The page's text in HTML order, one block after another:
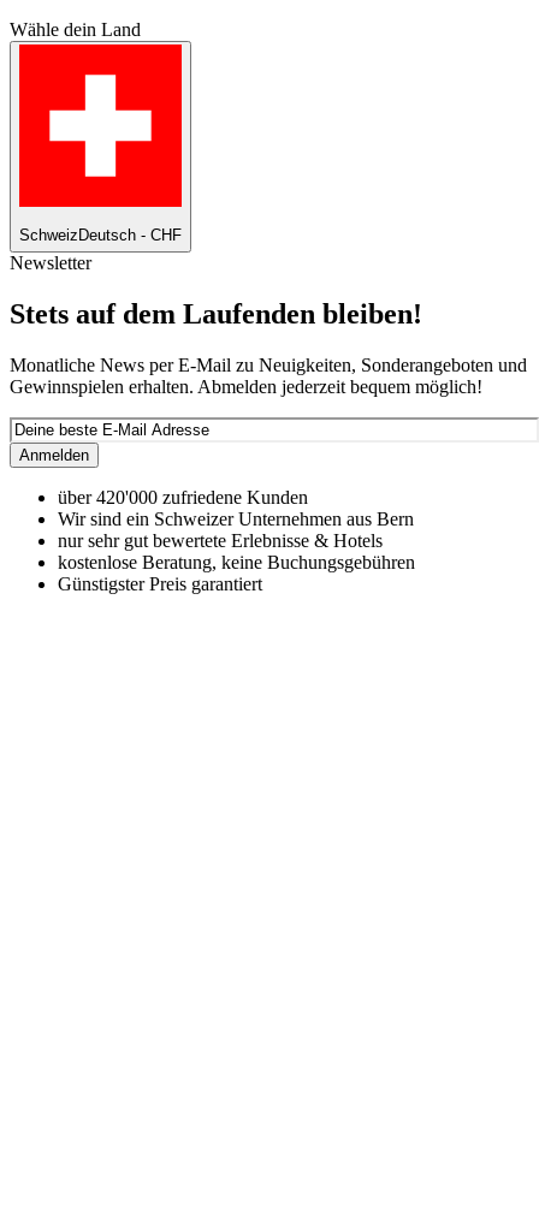
Wähle dein Land
Schweiz Deutsch - CHF
Newsletter
Stets auf dem Laufenden bleiben!
Monatliche News per E-Mail zu Neuigkeiten, Sonderangeboten und
Gewinnspielen erhalten. Abmelden jederzeit bequem möglich!
Anmelden
über 420'000 zufriedene Kunden
Wir sind ein Schweizer Unternehmen aus Bern
nur sehr gut bewertete Erlebnisse & Hotels
kostenlose Beratung, keine Buchungsgebühren
Günstigster Preis garantiert